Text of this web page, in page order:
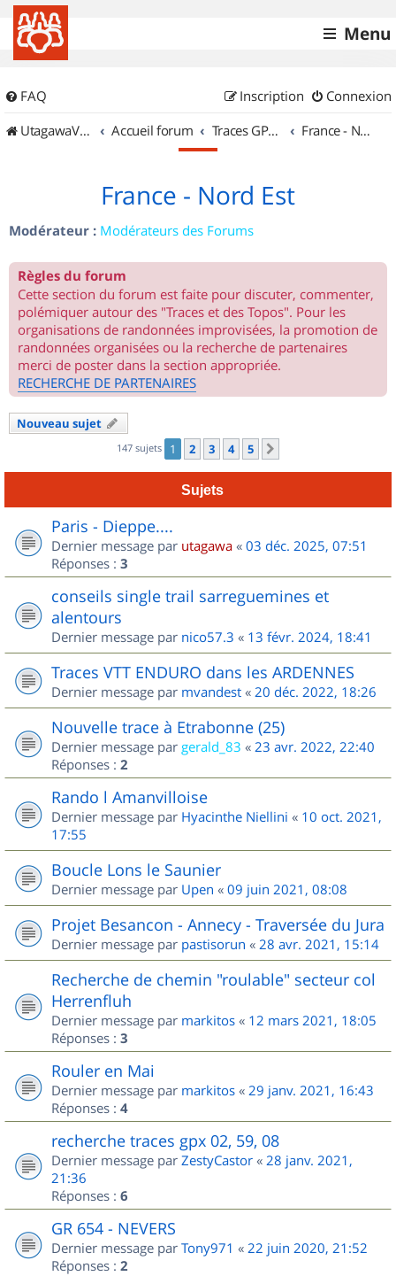
Menu
FAQ Connexion
Inscription
UtagawaVTT (Randos VTT et VTTAE avec traces GPS)
Accueil forum Traces GPS de randos VTT France - Nord Est
France - Nord Est
Modérateur : Modérateurs des Forums
Règles du forum
Cette section du forum est faite pour discuter, commenter,
polémiquer autour des "Traces et des Topos". Pour les
organisations de randonnées improvisées, la promotion de
randonnées organisées ou la recherche de partenaires
merci de poster dans la section appropriée.
RECHERCHE DE PARTENAIRES
Nouveau sujet
147 sujets 1 2 3 4 5
Sujets
Paris - Dieppe....
Dernier message par utagawa « 03 déc. 2025, 07:51
Réponses : 3
conseils single trail sarreguemines et
alentours
Dernier message par nico57.3 « 13 févr. 2024, 18:41
Traces VTT ENDURO dans les ARDENNES
Dernier message par mvandest « 20 déc. 2022, 18:26
Nouvelle trace à Etrabonne (25)
Dernier message par gerald_83 « 23 avr. 2022, 22:40
Réponses : 2
Rando l Amanvilloise
Dernier message par Hyacinthe Niellini « 10 oct. 2021,
17:55
Boucle Lons le Saunier
Dernier message par Upen « 09 juin 2021, 08:08
Projet Besancon - Annecy - Traversée du Jura
Dernier message par pastisorun « 28 avr. 2021, 15:14
Recherche de chemin "roulable" secteur col
Herrenfluh
Dernier message par markitos « 12 mars 2021, 18:05
Réponses : 3
Rouler en Mai
Dernier message par markitos « 29 janv. 2021, 16:43
Réponses : 4
recherche traces gpx 02, 59, 08
Dernier message par ZestyCastor « 28 janv. 2021,
21:36
Réponses : 6
GR 654 - NEVERS
Dernier message par Tony971 « 22 juin 2020, 21:52
Réponses : 2